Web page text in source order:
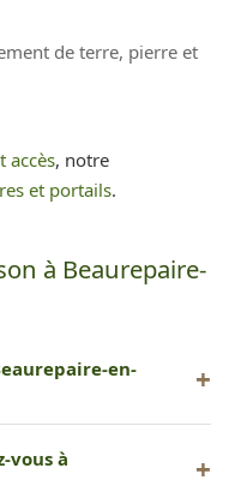
de terre, pierre et
accès, notre
et portails.
à Beaurepaire-
en-
vous à